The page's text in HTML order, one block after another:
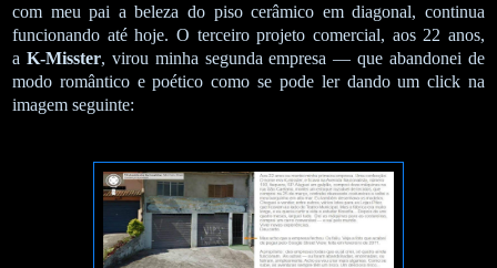
com meu pai a beleza do piso cerâmico em diagonal, continua
funcionando até hoje. O terceiro projeto comercial, aos 22 anos,
a K-Misster, virou minha segunda empresa — que abandonei de
modo romântico e poético como se pode ler dando um click na
imagem seguinte: